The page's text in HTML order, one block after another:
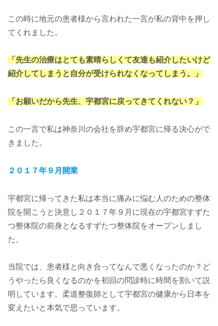
この時に地元の患者様から言われた一言が私の背中を押し
てくれました。
「先生の治療はとても素晴らしくて友達も紹介したいけど
紹介してしまうと自分が受けられなくなってしまう。」
「お願いだから先生、宇都宮に戻ってきてくれない？」
この一言で私は神奈川の会社を辞め宇都宮に帰る決心がで
きました。
２０１７年９月開業
宇都宮に帰ってきた私は本当に痛みに悩む人のための整体
院を開こうと決意し２０１７年９月に現在の宇都宮すずた
つ整体院の前身となるすずたつ整体院をオープンしまし
た。
当院では、患者様と向き合ってなんで悪くなったのか？ど
うやったら良くなるのかを初回の問診時に時間を割いて説
明しています。柔道整復師として宇都宮の健康から日本を
変えたいと本気で思っています。